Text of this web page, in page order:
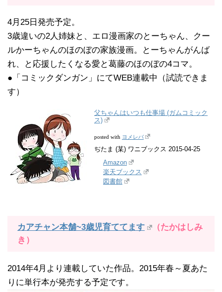
4月25日発売予定。
3歳違いの2人姉妹と、エロ漫画家のとーちゃん、クー
ルかーちゃんのほのぼの家族漫画。とーちゃんがんば
れ、と応援したくなる愛と葛藤のほのぼの4コマ。
●「コミックダンガン」にてWEB連載中（試読できま
す）
父ちゃんはいつも仕事場 (ガムコミック
ス)
posted with ヨメレバ
ぢたま (某) ワニブックス 2015-04-25
Amazon
楽天ブックス
図書館
カアチャン本舗~3歳児育ててます
（たかはしみ
き）
2014年4月より連載していた作品。2015年春～夏あた
りに単行本が発売する予定です。